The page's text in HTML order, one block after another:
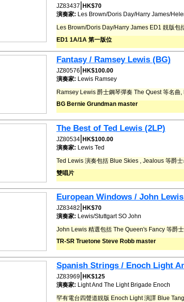
JZ83437 HK$70
演奏家: Les Brown/Doris Day/Harry James/
Les Brown/Doris Day/Harry James ED1 靚版
ED1 1A/1A 第一版位
Fantasy / Ramsey Lewis (BG)
JZ80576 HK$100.00
演奏家: Lewis Ramsey
Ramsey Lewis 爵士鋼琴彈奏 The Quest 等名曲,
BG Bernie Grundman master
The Best of Ted Lewis (2LP)
JZ80534 HK$100.00
演奏家: Lewis Ted
Ted Lewis 演奏包括 Blue Skies , Jealous 等爵
雙唱片
European Windows / John
JZ83482 HK$70
演奏家: Lewis/Stuttgart SO John
John Lewis 精選包括 The Queen's Fancy 等爵
TR-SR Truetone Steve Robb master
Spanish Strings / Enoch Light
JZ83969 HK$125
演奏家: Light And The Light Brigade Enoch
罕有電台四聲道靚版 Enoch Light 演譯 Blue